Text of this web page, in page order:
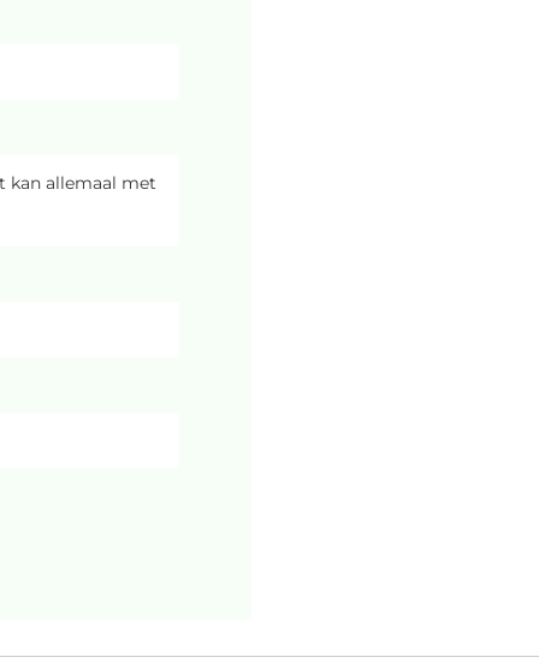
kan allemaal met